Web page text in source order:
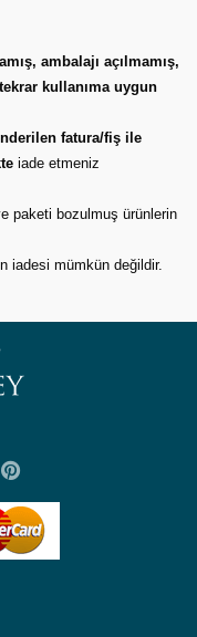
ambalajı açılmamış,
kullanıma uygun
fatura/fiş ile
iade etmeniz
paketi bozulmuş ürünlerin
iadesi mümkün değildir.